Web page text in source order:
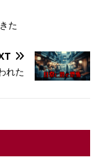
た
れた